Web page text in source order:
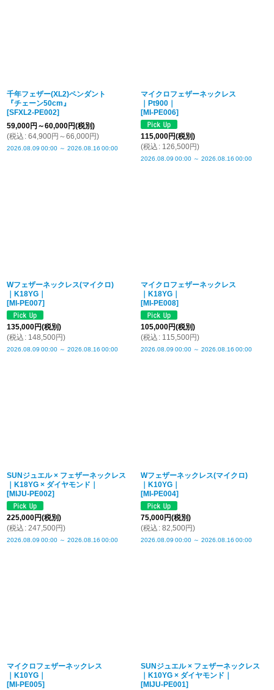
千年フェザー(XL2)ペンダント
『チェーン50cm』
[SFXL2-PE002]
59,000円 ～60,000円(税別)
(税込 : 64,900円 ～66,000円)
2026.08.09 00:00 ～ 2026.08.16 00:00
マイクロフェザーネックレス
｜Pt900｜
[MI-PE006]
115,000円(税別)
(税込 : 126,500円)
2026.08.09 00:00 ～ 2026.08.16 00:00
Wフェザーネックレス(マイクロ)
｜K18YG｜
[MI-PE007]
135,000円(税別)
(税込 : 148,500円)
2026.08.09 00:00 ～ 2026.08.16 00:00
マイクロフェザーネックレス
｜K18YG｜
[MI-PE008]
105,000円(税別)
(税込 : 115,500円)
2026.08.09 00:00 ～ 2026.08.16 00:00
SUNジュエル × フェザーネックレス
｜K18YG × ダイヤモンド｜
[MIJU-PE002]
225,000円(税別)
(税込 : 247,500円)
2026.08.09 00:00 ～ 2026.08.16 00:00
Wフェザーネックレス(マイクロ)
｜K10YG｜
[MI-PE004]
75,000円(税別)
(税込 : 82,500円)
2026.08.09 00:00 ～ 2026.08.16 00:00
マイクロフェザーネックレス
｜K10YG｜
[MI-PE005]
SUNジュエル × フェザーネックレス
｜K10YG × ダイヤモンド｜
[MIJU-PE001]